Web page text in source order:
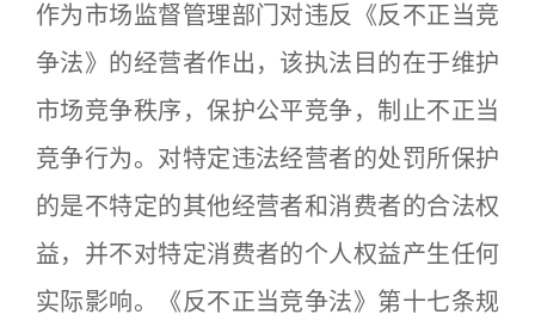
作为市场监督管理部门对违反《反不正当竞
争法》的经营者作出，该执法目的在于维护
市场竞争秩序，保护公平竞争，制止不正当
竞争行为。对特定违法经营者的处罚所保护
的是不特定的其他经营者和消费者的合法权
益，并不对特定消费者的个人权益产生任何
实际影响。《反不正当竞争法》第十七条规